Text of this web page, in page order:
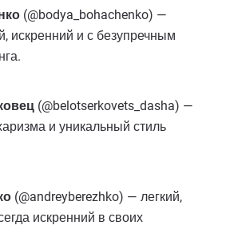
(@bodya_bohachenko) —
искренний и с безупречным
(@belotserkovets_dasha) —
и уникальный стиль
(@andreyberezhko) — легкий,
искренний в своих